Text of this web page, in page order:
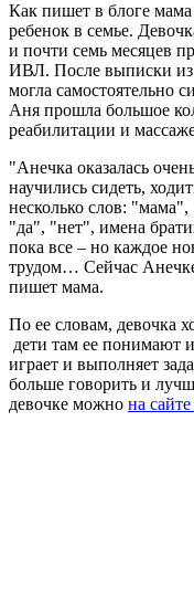
Как пишет в блоге
ребенок в семье.
и почти семь месяцев
ИВЛ. После выписки
могла самостоятельно
Аня прошла большое
реабилитации и
"Анечка оказалась
научились сидеть,
несколько слов:
"да", "нет", имена
пока все – но каждое
трудом… Сейчас
пишет мама.
По ее словам, девочка
дети там ее понимают
играет и выполняет
больше говорить и
девочке можно на